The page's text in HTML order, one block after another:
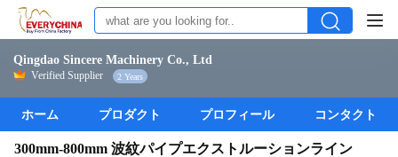
Qingdao Sincere Machinery Co., Ltd
Verified Supplier 2 Years
ホーム プロダクト プロフィール コンタクト
300mm-800mm 波紋パイプエクストルーションライン